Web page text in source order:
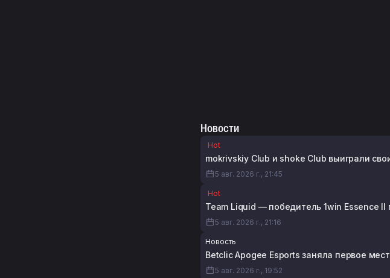
Новости
Hot
mokrivskiy Club и shoke Club выиграли
5 авг. 2026 г., 21:45
Hot
Team Liquid — победитель 1win Essence II
5 авг. 2026 г., 21:16
Новость
Betclic Apogee Esports заняла первое
5 авг. 2026 г., 19:52